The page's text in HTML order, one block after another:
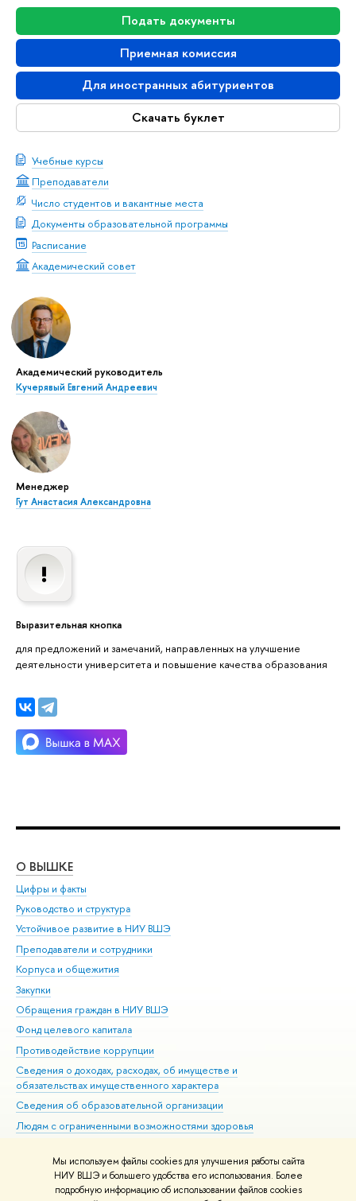
Мы используем файлы cookies для улучшения работы сайта
НИУ ВШЭ и большего удобства его использования. Более
подробную информацию об использовании файлов cookies
Подать документы
Приемная комиссия
Для иностранных абитуриентов
Скачать буклет
Учебные курсы
Преподаватели
Число студентов и вакантные места
Документы образовательной программы
Расписание
Академический совет
Академический руководитель
Кучерявый Евгений Андреевич
Менеджер
Гут Анастасия Александровна
Выразительная кнопка
для предложений и замечаний, направленных на улучшение
деятельности университета и повышение качества образования
О ВЫШКЕ
Цифры и факты
Руководство и структура
Устойчивое развитие в НИУ ВШЭ
Преподаватели и сотрудники
Корпуса и общежития
Закупки
Обращения граждан в НИУ ВШЭ
Фонд целевого капитала
Противодействие коррупции
Сведения о доходах, расходах, об имуществе и
обязательствах имущественного характера
Сведения об образовательной организации
Людям с ограниченными возможностями здоровья
Работа в Вышке